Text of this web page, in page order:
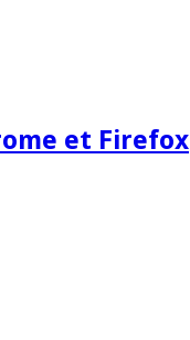
et Firefox